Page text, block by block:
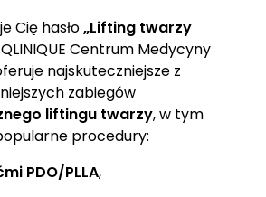
Cię hasło„Lifting twarzy
Centrum Medycyny
najskuteczniejsze z
zabiegów
liftingu twarzy, w tym
procedury:
PDO/PLLA,